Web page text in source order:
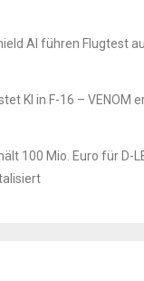
AI führen Flugtest
KI in F-16 – VENOM
100 Mio. Euro für D-